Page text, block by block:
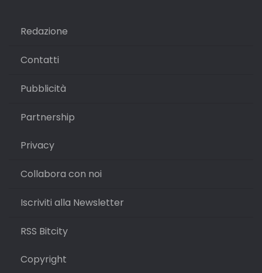
Redazione
Contatti
Pubblicità
Partnership
Privacy
Collabora con noi
Iscriviti alla Newsletter
RSS Bitcity
Copyright